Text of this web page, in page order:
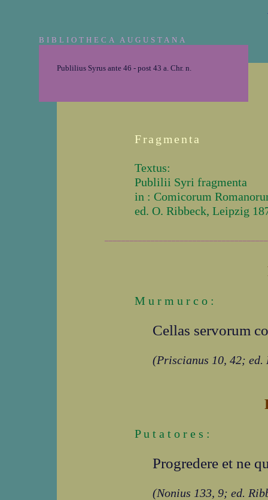
BIBLIOTHECA AUGUSTANA
Publilius Syrus ante 46 - post 43 a. Chr. n.
Fragmenta
Textus:
Publilii Syri fragmenta
in : Comicorum
ed. O. Ribbeck, Leipzig
M u r m u r c o :
Cellas servorum
(Priscianus 10, 42; ed.
P u t a t o r e s :
Progredere et ne
(Nonius 133, 9; ed.